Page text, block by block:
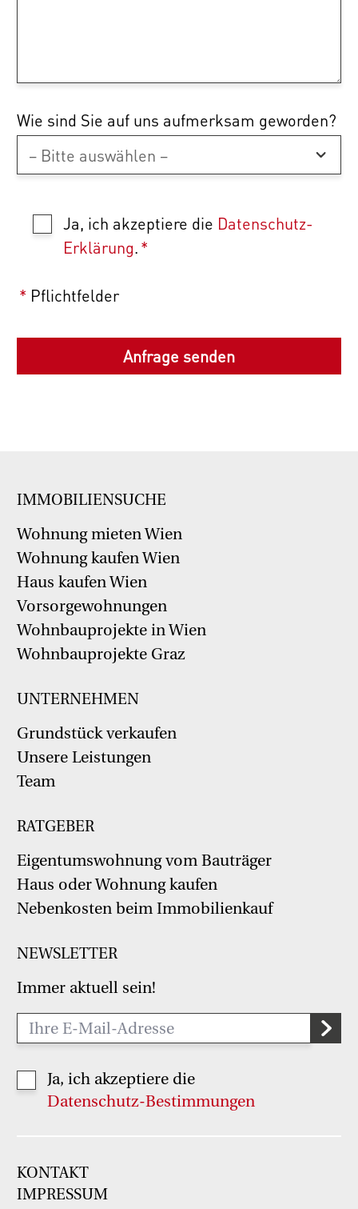
Wie sind Sie auf uns aufmerksam geworden?
Ja, ich akzeptiere die Datenschutz-
Erklärung.*
* Pflichtfelder
IMMOBILIENSUCHE
Wohnung mieten Wien
Wohnung kaufen Wien
Haus kaufen Wien
Vorsorgewohnungen
Wohnbauprojekte in Wien
Wohnbauprojekte Graz
UNTERNEHMEN
Grundstück verkaufen
Unsere Leistungen
Team
RATGEBER
Eigentumswohnung vom Bauträger
Haus oder Wohnung kaufen
Nebenkosten beim Immobilienkauf
NEWSLETTER
Immer aktuell sein!
Ja, ich akzeptiere die
Datenschutz-Bestimmungen
KONTAKT
IMPRESSUM